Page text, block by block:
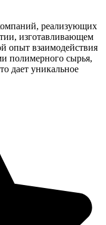
реализующих
изготавливающем
опыт взаимодействия
полимерного сырья,
дает уникальное